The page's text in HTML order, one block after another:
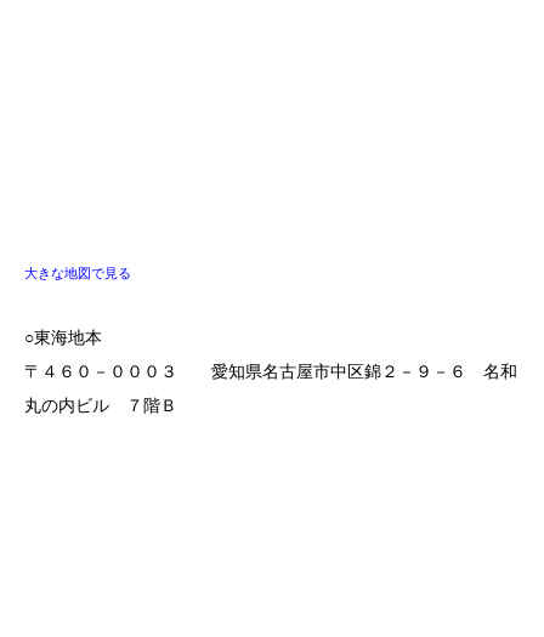
大きな地図で見る
○東海地本
〒４６０－０００３ 愛知県名古屋市中区錦２－９－６ 名和
丸の内ビル ７階Ｂ